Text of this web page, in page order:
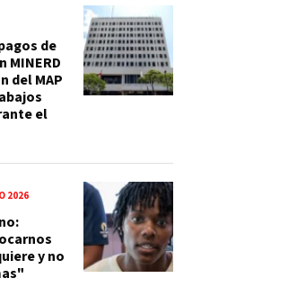
de
MINERD
del MAP
el
2026
y no